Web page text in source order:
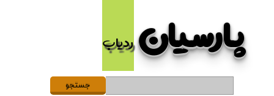
پارسیان​​​​​​​ردیاب
حساب کاربری من
تغییر گذر واژه
سفارشات
جستجو